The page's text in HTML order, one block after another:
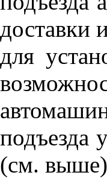
доставки
для
подъезда
(см.